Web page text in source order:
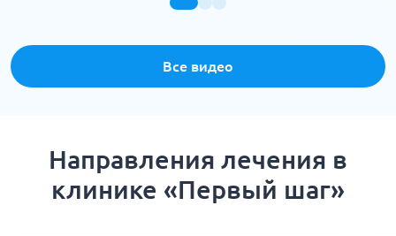
Все видео
Направления лечения в
клинике «Первый шаг»